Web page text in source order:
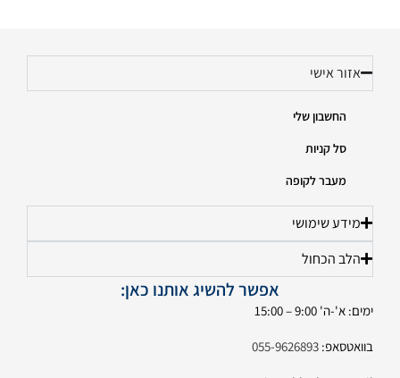
אזור אישי
החשבון שלי
סל קניות
מעבר לקופה
מידע שימושי
הלב הכחול
אפשר להשיג אותנו כאן:
ימים: א'-ה' 9:00 – 15:00
בוואטסאפ: 055-9626893